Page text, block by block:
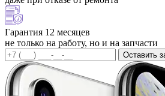
Гарантия 12 месяцев
не только на работу, но и на запчасти
Оставить